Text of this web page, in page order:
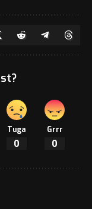
Tuga
0
Grrr
0